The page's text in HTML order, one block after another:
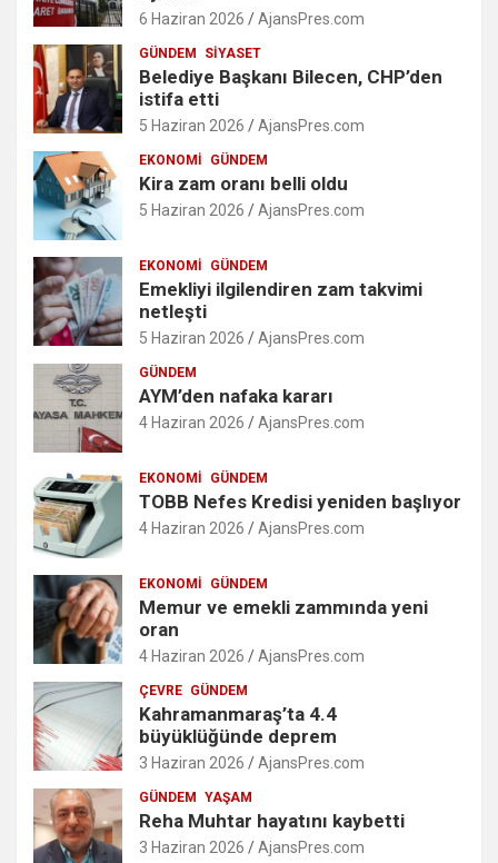
6 Haziran 2026 AjansPres.com
GÜNDEM SIYASET
Belediye Başkanı Bilecen, CHP’den
istifa etti
5 Haziran 2026 AjansPres.com
EKONOMI GÜNDEM
Kira zam oranı belli oldu
5 Haziran 2026 AjansPres.com
EKONOMI GÜNDEM
Emekliyi ilgilendiren zam takvimi
netleşti
5 Haziran 2026 AjansPres.com
GÜNDEM
AYM’den nafaka kararı
4 Haziran 2026 AjansPres.com
EKONOMI GÜNDEM
TOBB Nefes Kredisi yeniden başlıyor
4 Haziran 2026 AjansPres.com
EKONOMI GÜNDEM
Memur ve emekli zammında yeni
oran
4 Haziran 2026 AjansPres.com
ÇEVRE GÜNDEM
Kahramanmaraş’ta 4.4
büyüklüğünde deprem
3 Haziran 2026 AjansPres.com
GÜNDEM YAŞAM
Reha Muhtar hayatını kaybetti
3 Haziran 2026 AjansPres.com